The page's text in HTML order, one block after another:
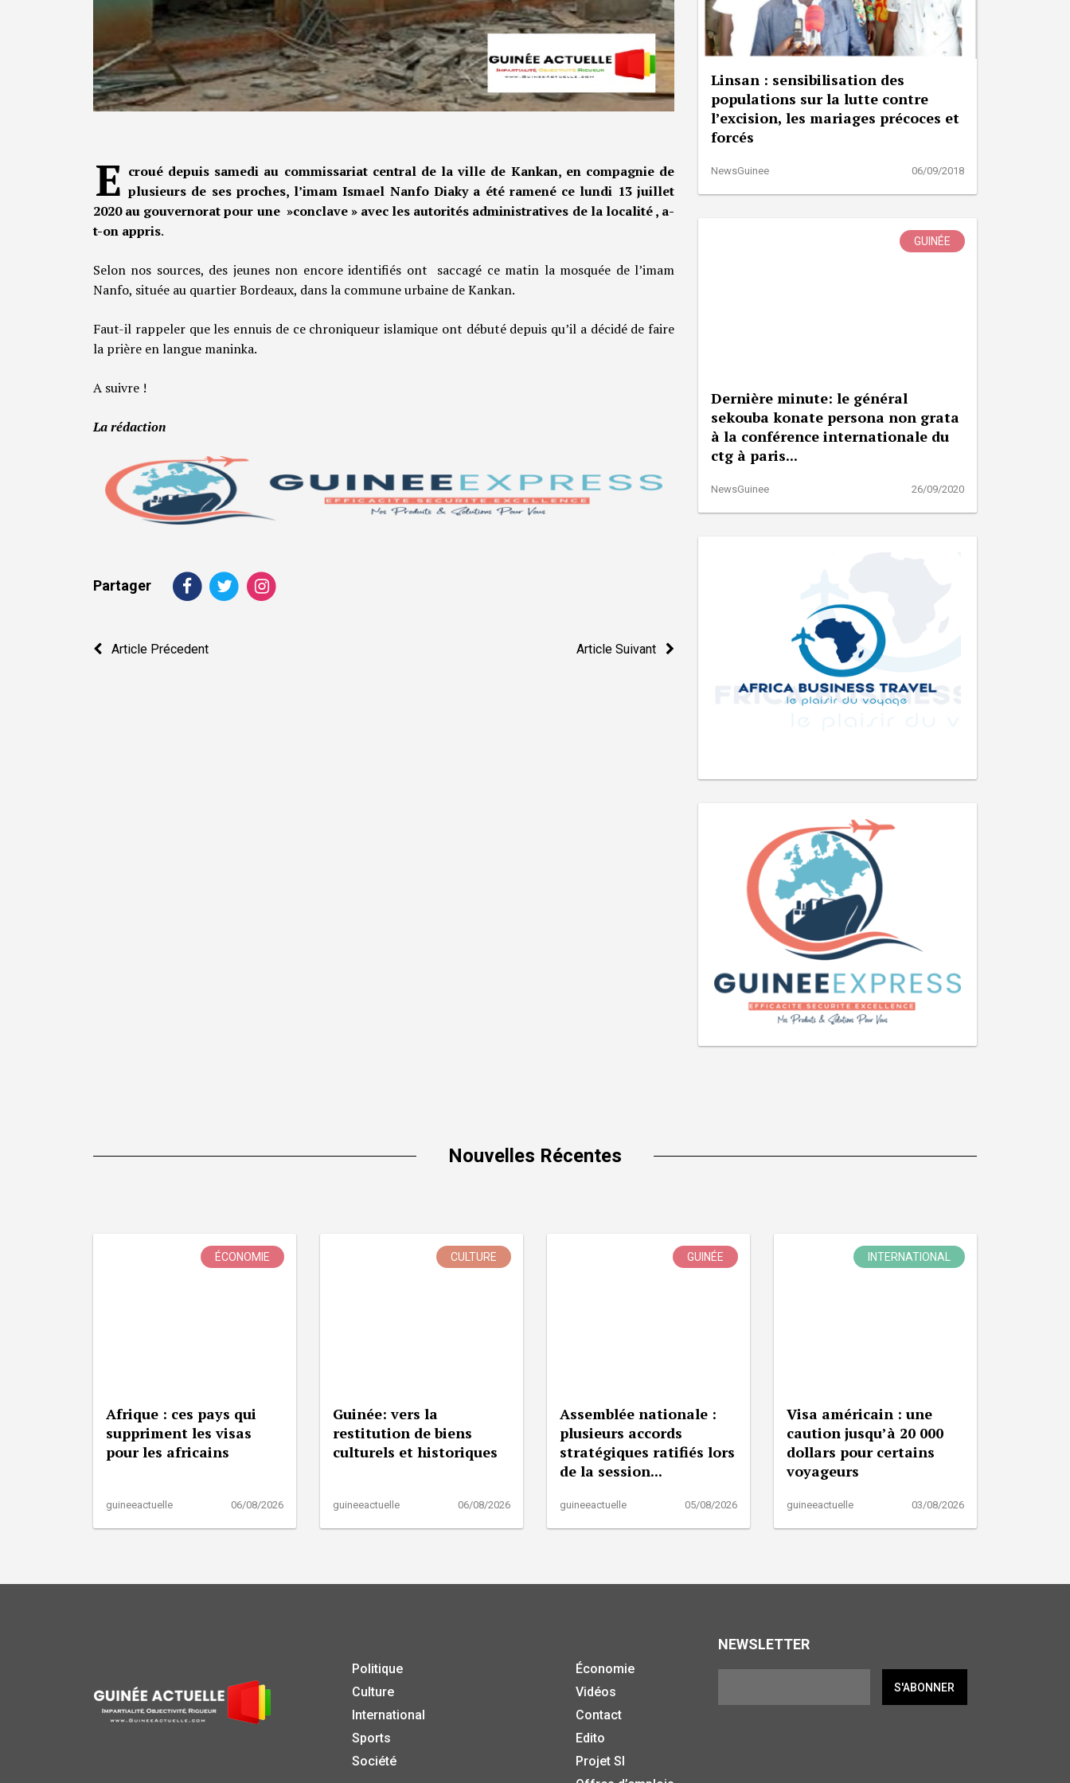
E croué depuis samedi au commissariat central de la ville de Kankan, en compagnie de
plusieurs de ses proches, l’imam Ismael Nanfo Diaky a été ramené ce lundi 13 juillet
2020 au gouvernorat pour une »conclave » avec les autorités administratives de la localité , a-
t-on appris.
Selon nos sources, des jeunes non encore identifiés ont saccagé ce matin la mosquée de l’imam
Nanfo, située au quartier Bordeaux, dans la commune urbaine de Kankan.
Faut-il rappeler que les ennuis de ce chroniqueur islamique ont débuté depuis qu’il a décidé de faire
la prière en langue maninka.
A suivre !
La rédaction
Partager
Navigation
Article Précedent Article Suivant
Linsan : sensibilisation des
populations sur la lutte contre
l’excision, les mariages précoces et
forcés
NewsGuinee 06/09/2018
GUINÉE
Dernière minute: le général
sekouba konate persona non grata
à la conférence internationale du
ctg à paris...
NewsGuinee 26/09/2020
Nouvelles Récentes
ÉCONOMIE
Afrique : ces pays qui
suppriment les visas
pour les africains
guineeactuelle 06/08/2026
CULTURE
Guinée: vers la
restitution de biens
culturels et historiques
guineeactuelle 06/08/2026
GUINÉE
Assemblée nationale :
plusieurs accords
stratégiques ratifiés lors
de la session...
guineeactuelle 05/08/2026
INTERNATIONAL
Visa américain : une
caution jusqu’à 20 000
dollars pour certains
voyageurs
guineeactuelle 03/08/2026
Politique
Culture
International
Sports
Société
Économie
Vidéos
Contact
Edito
Projet SI
NEWSLETTER
S'ABONNER